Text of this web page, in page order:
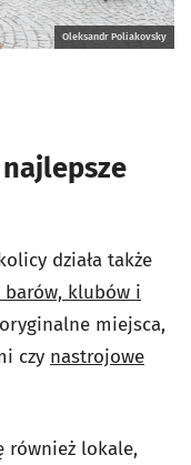
Oleksandr Poliakovsky
najlepsze
działa także
klubów i
miejsca,
czy nastrojowe
również lokale,